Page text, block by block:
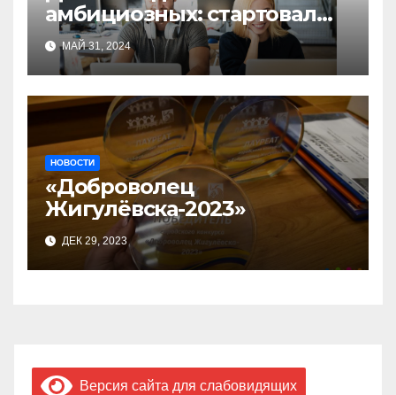
амбициозных: стартовал
прием заявок на участие в
бизнес-акселераторе «Ты
предприниматель»
МАЙ 31, 2024
НОВОСТИ
«Доброволец
Жигулёвска-2023»
ДЕК 29, 2023
Версия сайта для слабовидящих